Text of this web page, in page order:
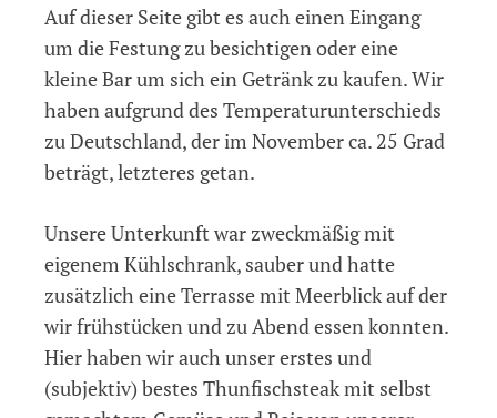
Auf dieser Seite gibt es auch einen Eingang
um die Festung zu besichtigen oder eine
kleine Bar um sich ein Getränk zu kaufen. Wir
haben aufgrund des Temperaturunterschieds
zu Deutschland, der im November ca. 25 Grad
beträgt, letzteres getan.
Unsere Unterkunft war zweckmäßig mit
eigenem Kühlschrank, sauber und hatte
zusätzlich eine Terrasse mit Meerblick auf der
wir frühstücken und zu Abend essen konnten.
Hier haben wir auch unser erstes und
(subjektiv) bestes Thunfischsteak mit selbst